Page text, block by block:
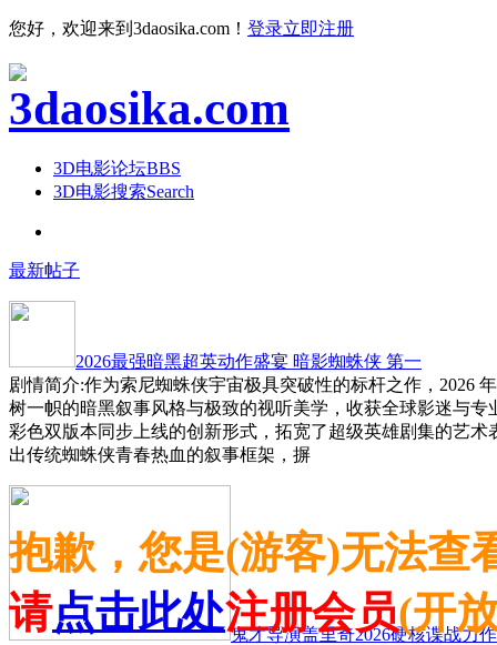
您好，欢迎来到3daosika.com！ 登录立即注册
3D电影论坛BBS
3D电影搜索Search
最新帖子
2026最强暗黑超英动作盛宴 暗影蜘蛛侠 第一
剧情简介:作为索尼蜘蛛侠宇宙极具突破性的标杆之作，2026
树一帜的暗黑叙事风格与极致的视听美学，收获全球影迷与
彩色双版本同步上线的创新形式，拓宽了超级英雄剧集的艺
出传统蜘蛛侠青春热血的叙事框架，摒
鬼才导演盖里奇2026硬核谍战力
抱歉，您是(游客)无法查
请点击此处注册会员(开